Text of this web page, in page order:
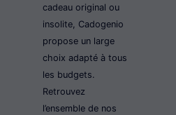
cadeau original ou
insolite, Cadogenio
propose un large
choix adapté à tous
les budgets.
Retrouvez
l’ensemble de nos